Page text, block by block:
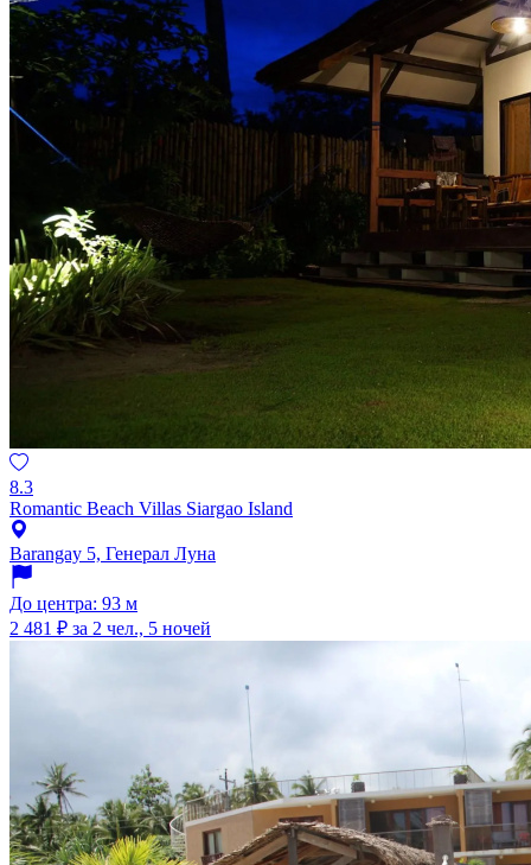
8.3
Romantic Beach Villas Siargao Island
Barangay 5, Генерал Луна
До центра: 93 м
2 481 ₽ за 2 чел., 5 ночей